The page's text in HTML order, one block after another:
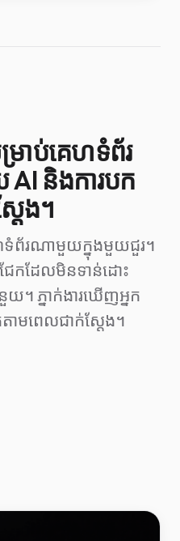
រាប់គេហទំព័រ
AI និងការបក
ែង។
ទំព័រណាមួយក្នុងមួយជួរ។
ែកដែលមិនទាន់ដោះ
។ ភ្នាក់ងារឃើញអ្នក
ាមពេលជាក់ស្តែង។